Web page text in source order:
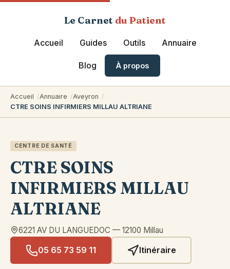
Le Carnet du Patient
Accueil Guides Outils Annuaire
Blog À propos
Accueil Annuaire
Aveyron
CTRE SOINS INFIRMIERS MILLAU ALTRIANE
CENTRE DE SANTÉ
CTRE SOINS
INFIRMIERS MILLAU
ALTRIANE
6221 AV DU LANGUEDOC — 12100 Millau
05 65 73 59 11 Itinéraire